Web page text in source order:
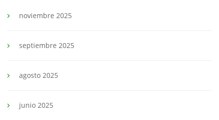
noviembre 2025
septiembre 2025
agosto 2025
junio 2025